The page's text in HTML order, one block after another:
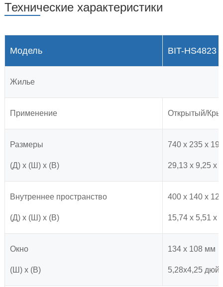
Технические характеристики
Модель BIT-HS4823
Жилье
Применение Открытый/
Размеры
(Д) х (Ш) х (В)
740 х 235 х
29,13 х 9,25 х
Внутреннее пространство
(Д) х (Ш) х (В)
400 х 140 х
15,74 х 5,51 х
Окно
(Ш) х (В)
134 х 108 мм
5,28x4,25